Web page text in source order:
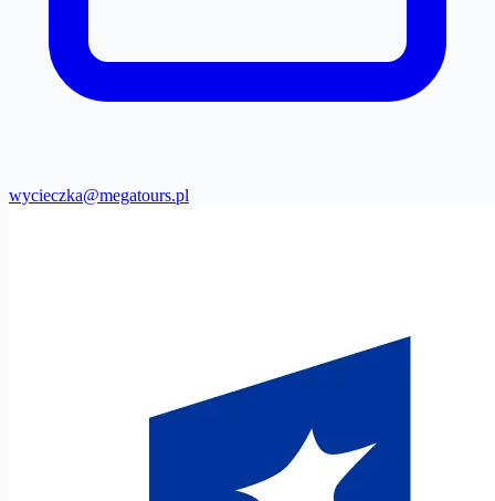
wycieczka@megatours.pl